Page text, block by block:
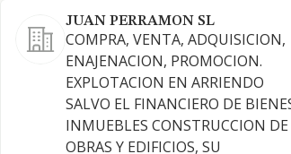
JUAN PERRAMON SL
COMPRA, VENTA, ADQUISICION,
ENAJENACION, PROMOCION.
EXPLOTACION EN ARRIENDO
SALVO EL FINANCIERO DE
INMUEBLES CONSTRUCCION DE
OBRAS Y EDIFICIOS, SU